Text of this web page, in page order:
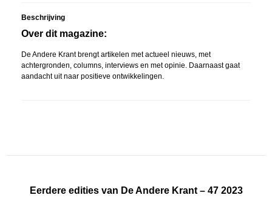
Beschrijving
Over dit magazine:
De Andere Krant brengt artikelen met actueel nieuws, met
achtergronden, columns, interviews en met opinie. Daarnaast gaat
aandacht uit naar positieve ontwikkelingen.
Eerdere edities van De Andere Krant – 47 2023